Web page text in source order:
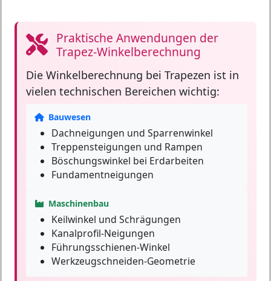
Praktische Anwendungen der
Trapez-Winkelberechnung
Die Winkelberechnung bei Trapezen ist in
vielen technischen Bereichen wichtig:
Bauwesen
Dachneigungen und Sparrenwinkel
Treppensteigungen und Rampen
Böschungswinkel bei Erdarbeiten
Fundamentneigungen
Maschinenbau
Keilwinkel und Schrägungen
Kanalprofil-Neigungen
Führungsschienen-Winkel
Werkzeugschneiden-Geometrie